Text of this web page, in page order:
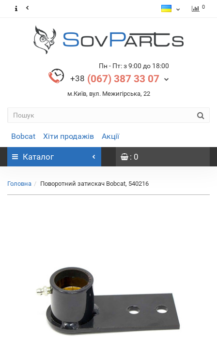
0
Пн - Пт: з 9:00 до 18:00
+38 (067) 387 33 07
м.Київ, вул. Межигірська, 22
Bobcat Хіти продажів Акції
Каталог : 0
Головна Поворотний затискач Bobcat, 540216